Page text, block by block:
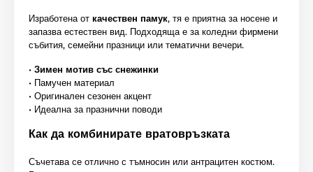
Изработена от качествен памук, тя е приятна за носене и
запазва естествен вид. Подходяща е за коледни фирмени
събития, семейни празници или тематични вечери.
• Зимен мотив със снежинки
• Памучен материал
• Оригинален сезонен акцент
• Идеална за празнични поводи
Как да комбинирате вратовръзката
Съчетава се отлично с тъмносин или антрацитен костюм.